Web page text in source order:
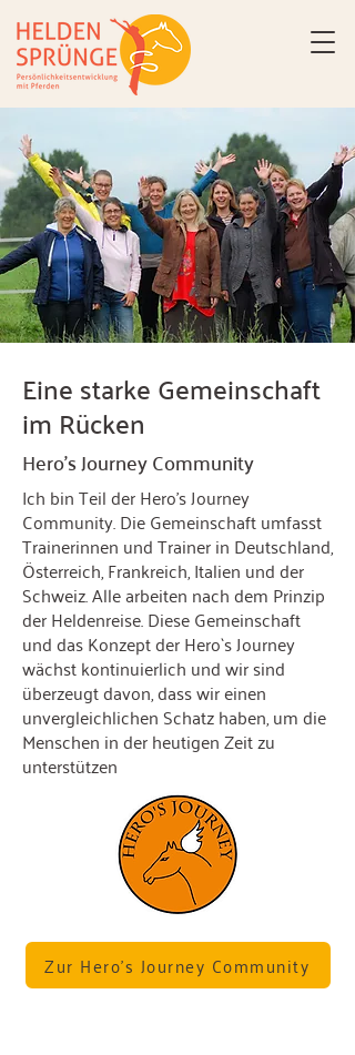
Eine starke Gemeinschaft
im Rücken
Hero’s Journey Community
Ich bin Teil der Hero’s Journey
Community. Die Gemeinschaft umfasst
Trainerinnen und Trainer in Deutschland,
Österreich, Frankreich, Italien und der
Schweiz. Alle arbeiten nach dem Prinzip
der Heldenreise. Diese Gemeinschaft
und das Konzept der Hero`s Journey
wächst kontinuierlich und wir sind
überzeugt davon, dass wir einen
unvergleichlichen Schatz haben, um die
Menschen in der heutigen Zeit zu
unterstützen
Zur Hero’s Journey Community